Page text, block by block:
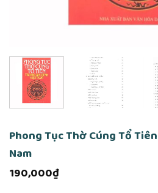
Phong Tục Thờ Cúng Tổ
Nam
190,000₫